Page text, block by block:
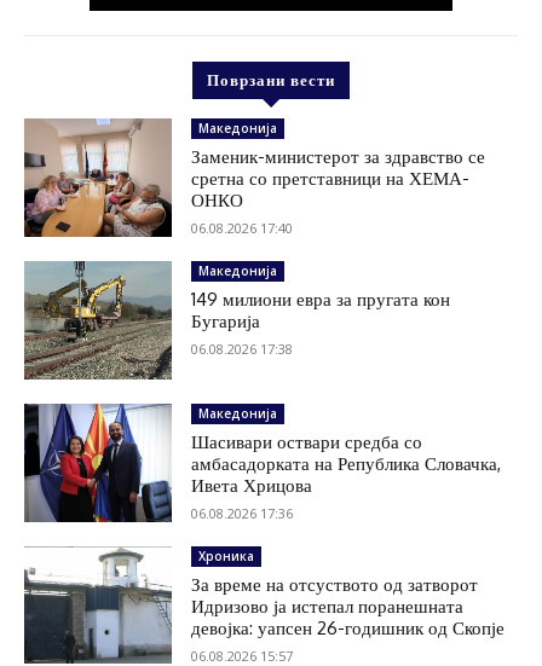
Поврзани вести
Македонија
Заменик-министерот за здравство се
сретна со претставници на ХЕМА-
ОНКО
06.08.2026 17:40
Македонија
149 милиони евра за пругата кон
Бугарија
06.08.2026 17:38
Македонија
Шасивари оствари средба со
амбасадорката на Република Словачка,
Ивета Хрицова
06.08.2026 17:36
Хроника
За време на отсуството од затворот
Идризово ја истепал поранешната
девојка: уапсен 26-годишник од Скопје
06.08.2026 15:57